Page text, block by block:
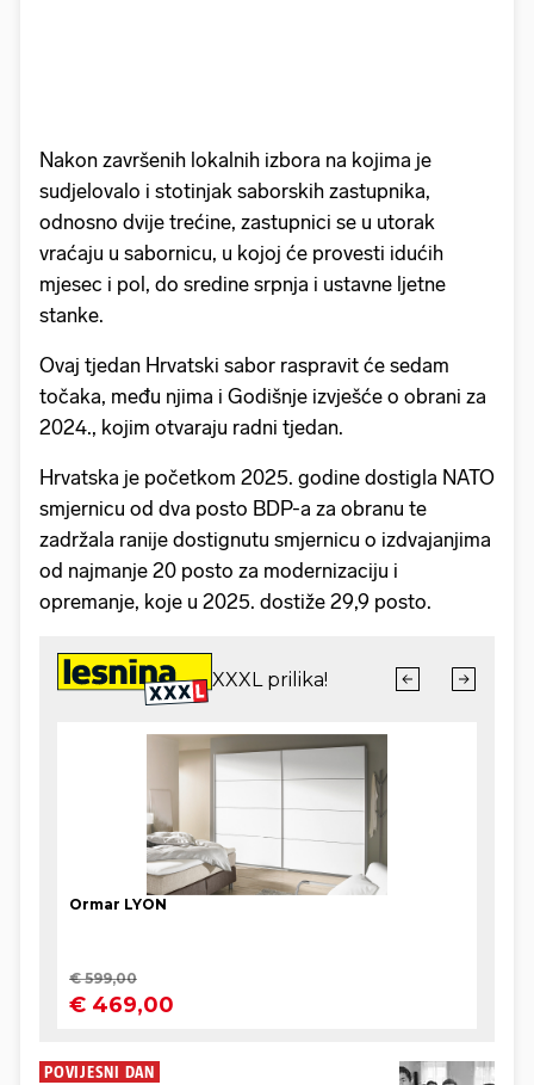
Nakon završenih lokalnih izbora na kojima je
sudjelovalo i stotinjak saborskih zastupnika,
odnosno dvije trećine, zastupnici se u utorak
vraćaju u sabornicu, u kojoj će provesti idućih
mjesec i pol, do sredine srpnja i ustavne ljetne
stanke.
Ovaj tjedan Hrvatski sabor raspravit će sedam
točaka, među njima i Godišnje izvješće o obrani za
2024., kojim otvaraju radni tjedan.
Hrvatska je početkom 2025. godine dostigla NATO
smjernicu od dva posto BDP-a za obranu te
zadržala ranije dostignutu smjernicu o izdvajanjima
od najmanje 20 posto za modernizaciju i
opremanje, koje u 2025. dostiže 29,9 posto.
POVIJESNI DAN